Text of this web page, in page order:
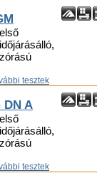
tesztek
DN A
tesztek